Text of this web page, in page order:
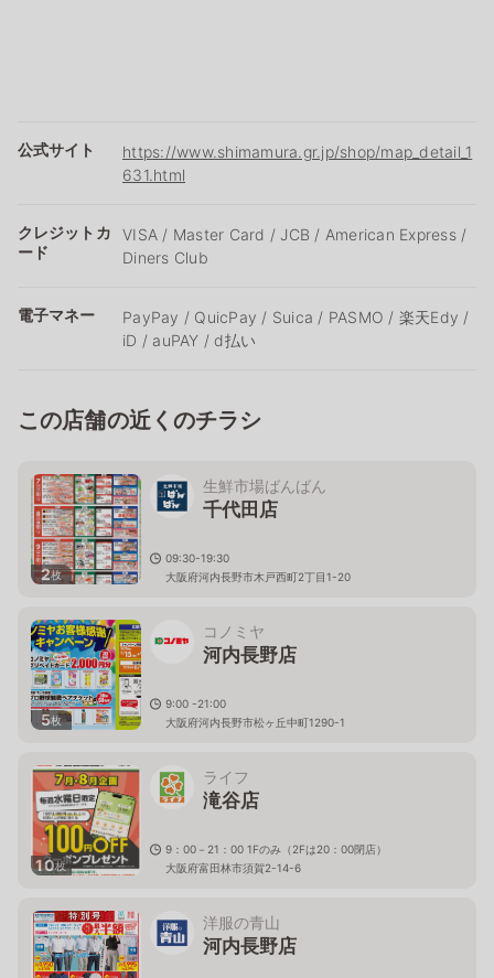
公式サイト
https://www.shimamura.gr.jp/shop/map_detail_1
631.html
クレジットカ
ード
VISA / Master Card / JCB / American Express /
Diners Club
電子マネー
PayPay / QuicPay / Suica / PASMO / 楽天Edy /
iD / auPAY / d払い
この店舗の近くのチラシ
2枚
生鮮市場ばんばん
千代田店
09:30-19:30
大阪府河内長野市木戸西町2丁目1-20
5枚
コノミヤ
河内長野店
9:00 -21:00
大阪府河内長野市松ヶ丘中町1290-1
10枚
ライフ
滝谷店
9：00－21：00 1Fのみ（2Fは20：00閉店）
大阪府富田林市須賀2-14-6
洋服の青山
河内長野店